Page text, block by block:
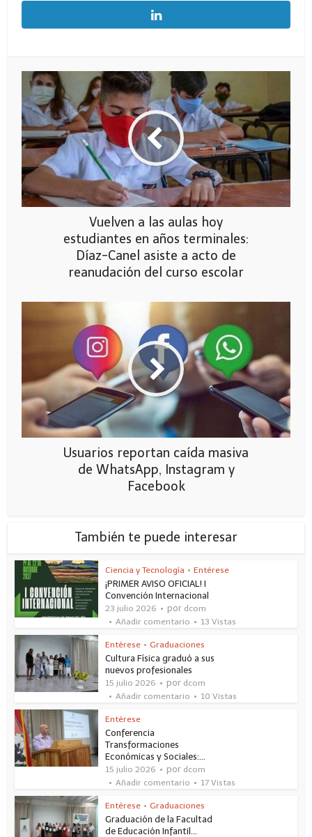
Vuelven a las aulas hoy
estudiantes en años terminales:
Díaz-Canel asiste a acto de
reanudación del curso escolar
Usuarios reportan caída masiva
de WhatsApp, Instagram y
Facebook
También te puede interesar
Ciencia y Tecnología • Entérese
¡PRIMER AVISO OFICIAL! I
Convención Internacional
23 julio 2026 por dcom
Añadir comentario
13 Vistas
Entérese • Graduaciones
Cultura Física graduó a sus
nuevos profesionales
15 julio 2026 por dcom
Añadir comentario
10 Vistas
Entérese
Conferencia
Transformaciones
Económicas y Sociales:...
15 julio 2026 por dcom
Añadir comentario
17 Vistas
Entérese • Graduaciones
Graduación de la Facultad
de Educación Infantil...